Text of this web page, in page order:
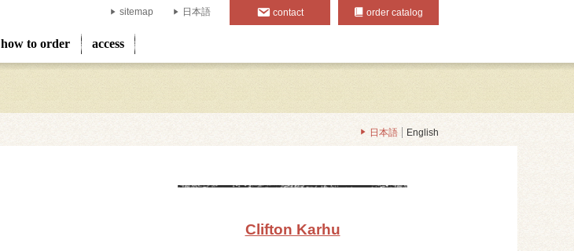
how to order access
sitemap 日本語 contact order catalog
日本語 English
Clifton Karhu